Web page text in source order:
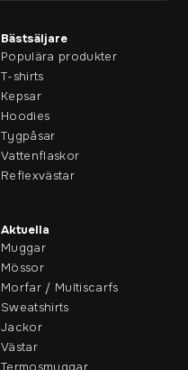
Bästsäljare
Populära produkter
T-shirts
Kepsar
Hoodies
Tygpåsar
Vattenflaskor
Reflexvästar
Aktuella
Muggar
Mössor
Morfar / Multiscarfs
Sweatshirts
Jackor
Västar
Termosmuggar